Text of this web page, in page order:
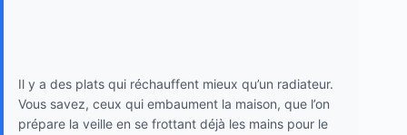
Il y a des plats qui réchauffent mieux qu’un radiateur.
Vous savez, ceux qui embaument la maison, que l’on
prépare la veille en se frottant déjà les mains pour le